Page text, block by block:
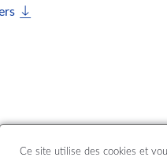
Ce site utilise des cookies et